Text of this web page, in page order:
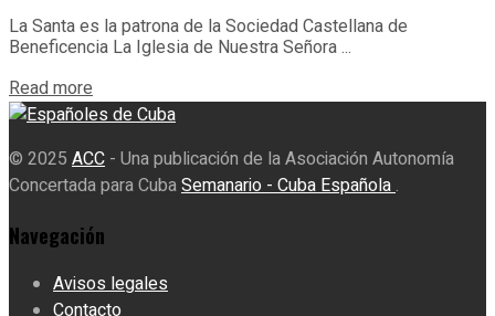
La Santa es la patrona de la Sociedad Castellana de
Beneficencia La Iglesia de Nuestra Señora ...
Read more
© 2025 ACC - Una publicación de la Asociación Autonomía
Concertada para CubaSemanario - Cuba Española.
Navegación
Avisos legales
Contacto